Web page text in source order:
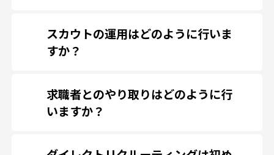
合わせ ください
にさまざまな開発経験者が登録してい
ア素養を持ったマネジメント職など、
スカウトの運用はどのように行いま
すか？
リストをpaizaのサポートチームが
選定します。
カウト送信の可否をご判断いただ
求職者とのやり取りはどのように行
いますか？